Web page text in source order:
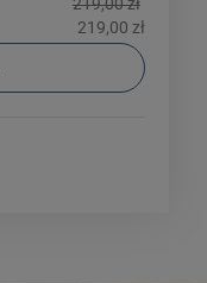
219,00 zł